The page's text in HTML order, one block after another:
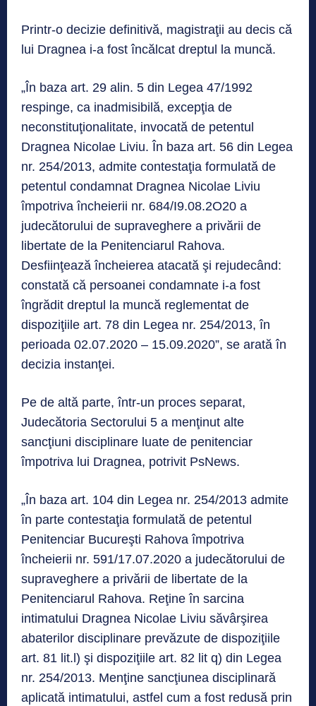
Printr-o decizie definitivă, magistraţii au decis că
lui Dragnea i-a fost încălcat dreptul la muncă.
„În baza art. 29 alin. 5 din Legea 47/1992
respinge, ca inadmisibilă, excepţia de
neconstituţionalitate, invocată de petentul
Dragnea Nicolae Liviu. În baza art. 56 din Legea
nr. 254/2013, admite contestaţia formulată de
petentul condamnat Dragnea Nicolae Liviu
împotriva încheierii nr. 684/I9.08.2O20 a
judecătorului de supraveghere a privării de
libertate de la Penitenciarul Rahova.
Desfiinţează încheierea atacată şi rejudecând:
constată că persoanei condamnate i-a fost
îngrădit dreptul la muncă reglementat de
dispoziţiile art. 78 din Legea nr. 254/2013, în
perioada 02.07.2020 – 15.09.2020”, se arată în
decizia instanţei.
Pe de altă parte, într-un proces separat,
Judecătoria Sectorului 5 a menţinut alte
sancţiuni disciplinare luate de penitenciar
împotriva lui Dragnea, potrivit PsNews.
„În baza art. 104 din Legea nr. 254/2013 admite
în parte contestaţia formulată de petentul
Penitenciar Bucureşti Rahova împotriva
încheierii nr. 591/17.07.2020 a judecătorului de
supraveghere a privării de libertate de la
Penitenciarul Rahova. Reţine în sarcina
intimatului Dragnea Nicolae Liviu săvârşirea
abaterilor disciplinare prevăzute de dispoziţiile
art. 81 lit.l) şi dispoziţiile art. 82 lit q) din Legea
nr. 254/2013. Menţine sancţiunea disciplinară
aplicată intimatului, astfel cum a fost redusă prin